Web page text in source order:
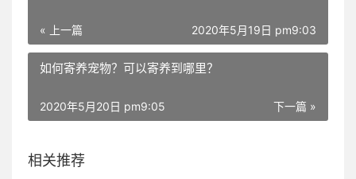
« 上一篇 2020年5月19日 pm9:03
如何寄养宠物？可以寄养到哪里？
下一篇 »
2020年5月20日 pm9:05
相关推荐